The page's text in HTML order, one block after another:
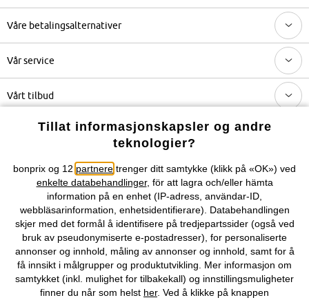
Våre betalingsalternativer
Vår service
Vårt tilbud
Selskapet
Topkategorier / Sesongvarer
Du kan også finne oss på
Kjøpsvilkår Personopplysninger Cookie-innstillinger
Tillat informasjonskapsler og andre
teknologier?
bonprix og 12 partnere trenger ditt samtykke (klikk på «OK») ved
enkelte databehandlinger, för att lagra och/eller hämta
information på en enhet (IP-adress, användar-ID,
webbläsarinformation, enhetsidentifierare). Databehandlingen
skjer med det formål å identifisere på tredjepartssider (også ved
bruk av pseudonymiserte e-postadresser), for personaliserte
annonser og innhold, måling av annonser og innhold, samt for å
få innsikt i målgrupper og produktutvikling. Mer informasjon om
samtykket (inkl. mulighet for tilbakekall) og innstillingsmuligheter
finner du når som helst her. Ved å klikke på knappen